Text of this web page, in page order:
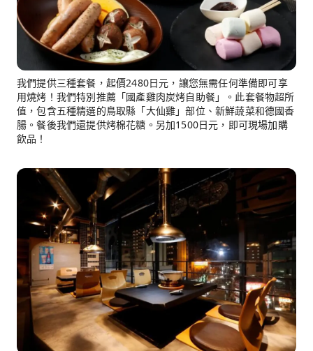
我們提供三種套餐，起價2480日元，讓您無需任何準備即可享
用燒烤！我們特別推薦「國產雞肉炭烤自助餐」。此套餐物超所
值，包含五種精選的鳥取縣「大仙雞」部位、新鮮蔬菜和德國香
腸。餐後我們還提供烤棉花糖。另加1500日元，即可現場加購
飲品！